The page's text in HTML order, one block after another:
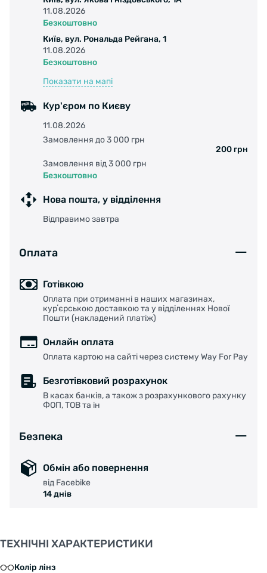
- суцільна лінза забезпечує широке поле зору
та захист;
- поляризована на 80% лінза забезпечує
оптимальний баланс між видимістю
велокомп'ъютера;
- міцна, жорстка та легка полікарбонатна
- повний ультрафіолетовий захист UV 400;
- супергідрофобне покриття підвищує
водовідштовхувальні властивості та зберігає
лінзу чистою;
надійніше за звичайні покриття;
- взаємозамінні лінзи.
- захисний мішечок для окулярів, підходить
- в комплекті додатковий носовий упор
більшого розміру.
11.08.2026
Безкоштовно
Київ, вул. Рональда Рейгана, 1
11.08.2026
Безкоштовно
Показати на мапі
Кур'єром по Києву
11.08.2026
Замовлення до 3 000 грн
200 грн
Замовлення від 3 000 грн
Безкоштовно
Нова пошта, у відділення
Відправимо завтра
Оплата
Готівкою
Оплата при отриманні в наших магазинах,
курʼєрською доставкою та у відділеннях Нової
Пошти (накладений платіж)
Онлайн оплата
Оплата картою на сайті через систему Way For Pay
Безготівковий розрахунок
В касах банків, а також з розрахункового рахунку
ФОП, ТОВ та ін
Безпека
Обмін або повернення
від Facebike
14 днів
ТЕХНІЧНІ ХАРАКТЕРИСТИКИ
Колір лінз